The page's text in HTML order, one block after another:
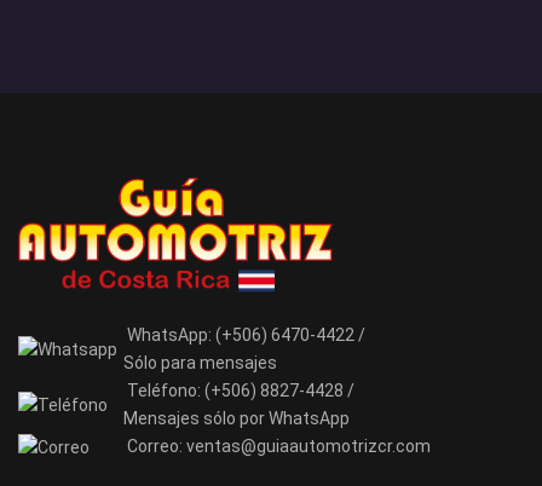
WhatsApp: (+506) 6470-4422 /
Sólo para mensajes
Teléfono: (+506) 8827-4428 /
Mensajes sólo por WhatsApp
Correo: ventas@guiaautomotrizcr.com